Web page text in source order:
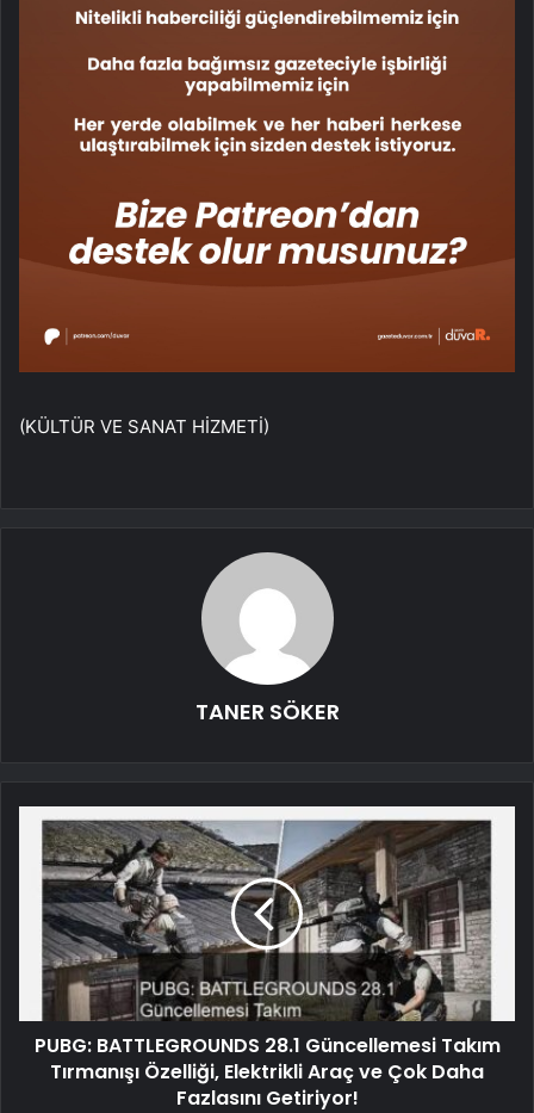
(KÜLTÜR VE SANAT HİZMETİ)
TANER SÖKER
PUBG: BATTLEGROUNDS 28.1 Güncellemesi Takım
Tırmanışı Özelliği, Elektrikli Araç ve Çok Daha
Fazlasını Getiriyor!